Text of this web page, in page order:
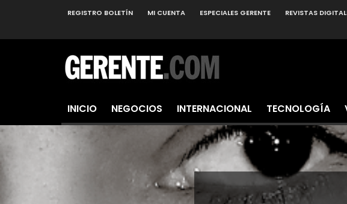
REGISTRO BOLETÍN MI CUENTA ESPECIALES GERENTE REVISTAS
INICIO NEGOCIOS INTERNACIONAL TECNOLOGÍA